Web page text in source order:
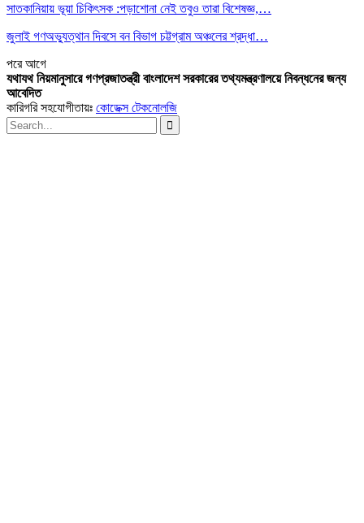
সাতকানিয়ায় ভূয়া চিকিৎসক :পড়াশোনা নেই তবুও তারা বিশেষজ্ঞ,…
জুলাই গণঅভ্যুত্থান দিবসে বন বিভাগ চট্টগ্রাম অঞ্চলের শ্রদ্ধা…
পরেআগে
যথাযথ নিয়মানুসারে গণপ্রজাতন্ত্রী বাংলাদেশ সরকারের তথ্যমন্ত্রণালয়ে নিবন্ধনের জন্য
আবেদিত
কারিগরি সহযোগীতায়ঃ কোডেক্স টেকনোলজি